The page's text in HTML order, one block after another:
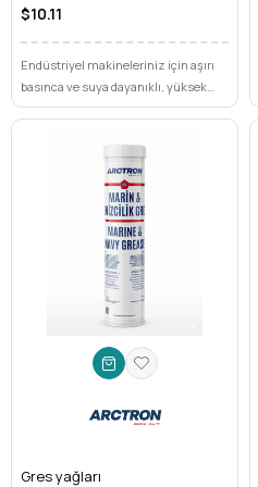
$10.11
Endüstriyel makineleriniz için aşırı
basınca ve suya dayanıklı, yüksek
performanslı bir çözüm mü
EP Gres Kartuş 400 ml ile
ekipmanlarınızın ömrünü uzatın,
arızaları minimuma indirin.
Gres yağları